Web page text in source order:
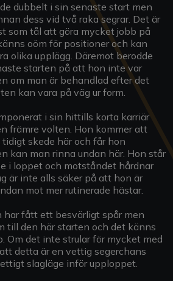
dubbelt i sin senaste start men
dess vid två raka segrar. Det är
som tål att göra mycket jobb på
oöm för positioner och kan
olika upplägg. Däremot berodde
starten på att hon inte var
om man är behandlad efter det
kan vara på väg ur form.
i sin hittills korta karriär
främre volten. Hon kommer att
skede här och får hon
kan man rinna undan här. Hon står
i loppet och motståndet hårdnar
är inte alls säker på att hon är
mot mer rutinerade hästar.
har fått ett besvärligt spår men
till den här starten och det känns
Om det inte strular för mycket med
detta är en vettig segerchans
slagläge inför upploppet.